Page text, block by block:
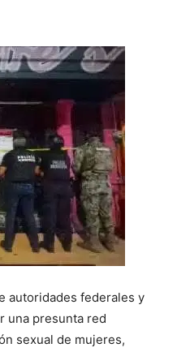
autoridades federales y
una presunta red
sexual de mujeres,